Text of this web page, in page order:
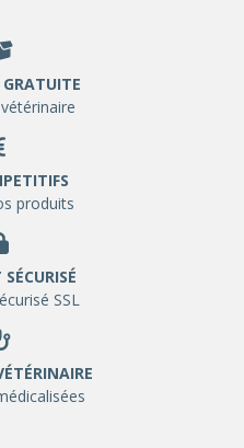
produits
SSL